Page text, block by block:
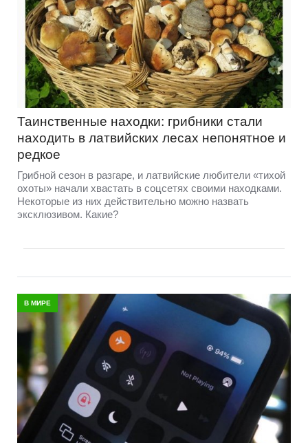
Таинственные находки: грибники стали
находить в латвийских лесах непонятное и
редкое
Грибной сезон в разгаре, и латвийские любители «тихой
охоты» начали хвастать в соцсетях своими находками.
Некоторые из них действительно можно назвать
эксклюзивом. Какие?
В МИРЕ